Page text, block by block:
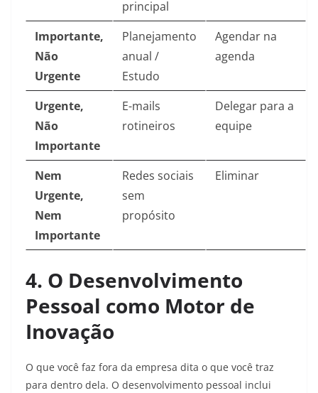
principal
Importante,
Não
Urgente
Planejamento
anual /
Estudo
Agendar na
agenda
Urgente,
Não
Importante
E-mails
rotineiros
Delegar para a
equipe
Nem
Urgente,
Nem
Importante
Redes sociais
sem
propósito
Eliminar
4. O Desenvolvimento
Pessoal como Motor de
Inovação
O que você faz fora da empresa dita o que você traz
para dentro dela. O desenvolvimento pessoal inclui